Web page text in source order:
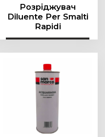
Розріджувач
Diluente Per Smalti
Rapidi